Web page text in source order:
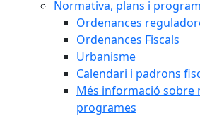
Normativa, plans i
Ordenances
Ordenances Fiscals
Urbanisme
Calendari i padrons
Més informació sobre
programes